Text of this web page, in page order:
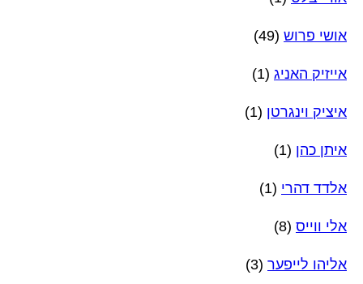
אושי פרוש (49)
אייזיק האניג (1)
איציק וינגרטן (1)
איתן כהן (1)
אלדד דהרי (1)
אלי ווייס (8)
אליהו לייפער (3)